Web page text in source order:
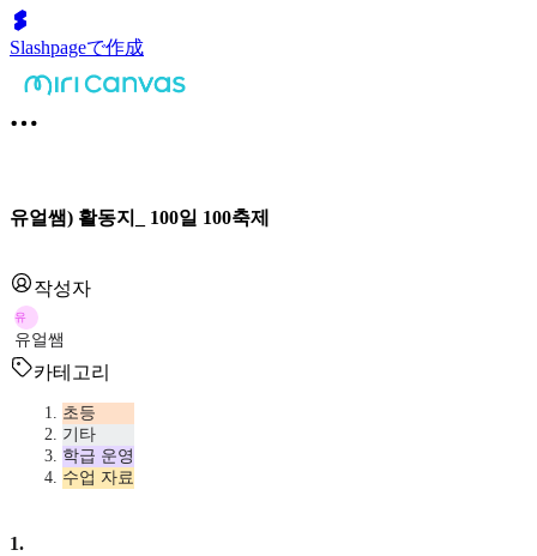
Slashpageで作成
유얼쌤) 활동지_ 100일 100축제
작성자
유
유얼쌤
카테고리
초등
기타
학급 운영
수업 자료
1.